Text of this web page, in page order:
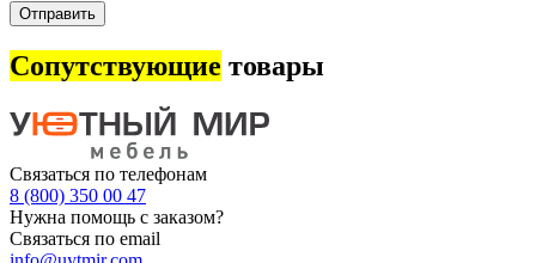
Отправить
Сопутствующие товары
Связаться по телефонам
8 (800) 350 00 47
Нужна помощь с заказом?
Связаться по email